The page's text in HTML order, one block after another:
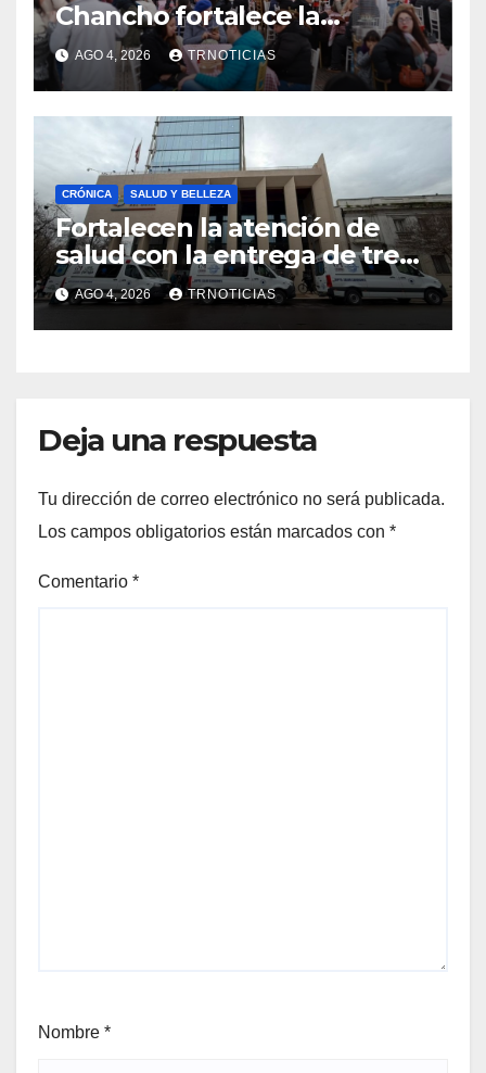
Chancho fortalece la
economía local con positivo
impacto en la hotelería y el
emprendimiento
AGO 4, 2026 TRNOTICIAS
CRÓNICA SALUD Y BELLEZA
Fortalecen la atención de
salud con la entrega de tres
nuevas ambulancias para
Cauquenes y Sagrada Familia
AGO 4, 2026 TRNOTICIAS
Deja una respuesta
Tu dirección de correo electrónico no será publicada.
Los campos obligatorios están marcados con *
Comentario *
Nombre *